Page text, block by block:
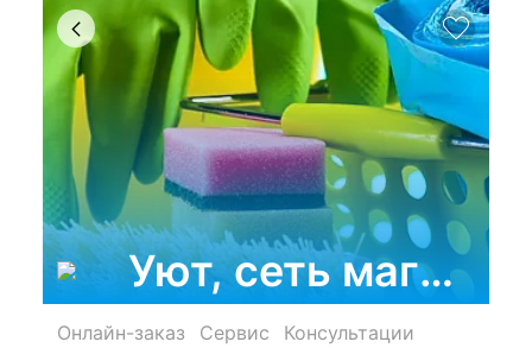
Уют, сеть
Онлайн-заказ Сервис
Консультации